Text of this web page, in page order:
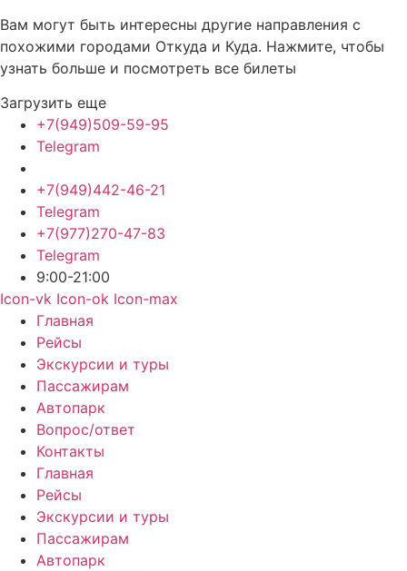
Вам могут быть интересны другие направления с
похожими городами Откуда и Куда. Нажмите, чтобы
узнать больше и посмотреть все билеты
Загрузить еще
+7(949)509-59-95
Telegram
+7(949)442-46-21
Telegram
+7(977)270-47-83
Telegram
9:00-21:00
Icon-vk Icon-ok Icon-max
Главная
Рейсы
Экскурсии и туры
Пассажирам
Автопарк
Вопрос/ответ
Контакты
Главная
Рейсы
Экскурсии и туры
Пассажирам
Автопарк